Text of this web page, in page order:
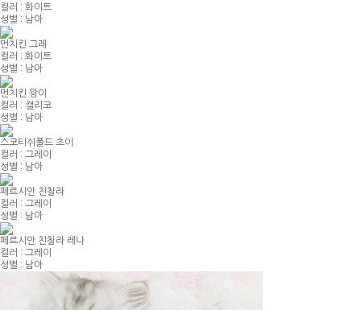
컬러 : 화이트
성별 : 남아
먼치킨 그레
컬러 : 화이트
성별 : 남아
먼치킨 왕이
컬러 : 캘리코
성별 : 남아
스코티쉬폴드 초이
컬러 : 그레이
성별 : 남아
페르시안 친칠라
컬러 : 그레이
성별 : 남아
페르시안 친칠라 레나
컬러 : 그레이
성별 : 남아